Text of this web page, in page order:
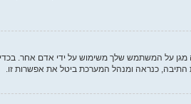
על המשתמש שלך משימוש על ידי אדם אחר.
כנראה ומנהל המערכת ביטל את אפשרות זו.